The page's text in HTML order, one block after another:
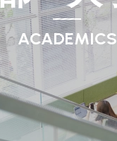
ACADEMICS